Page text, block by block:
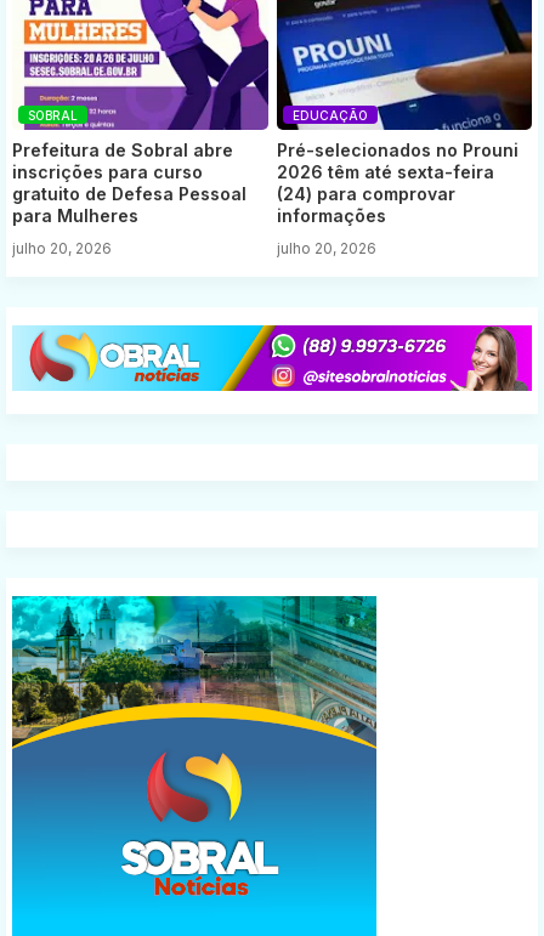
SOBRAL
Prefeitura de Sobral abre
inscrições para curso
gratuito de Defesa Pessoal
para Mulheres
julho 20, 2026
EDUCAÇÃO
Pré-selecionados no Prouni
2026 têm até sexta-feira
(24) para comprovar
informações
julho 20, 2026